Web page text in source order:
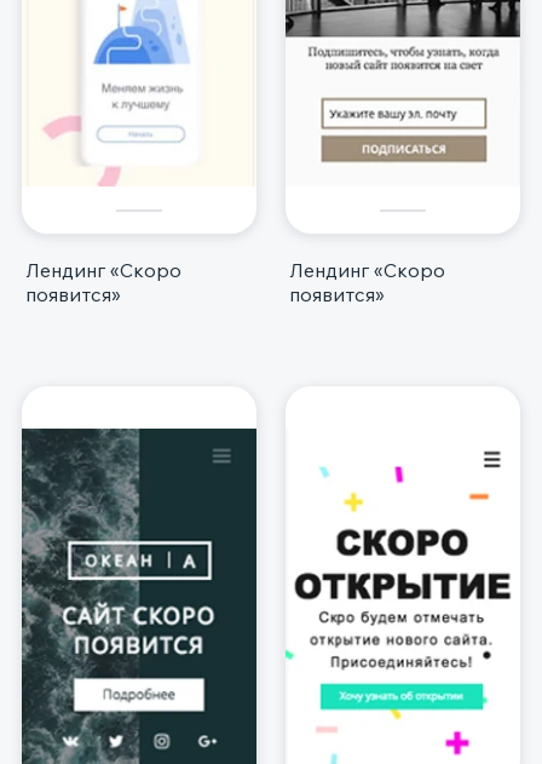
Лендинг «Скоро
появится»
Лендинг «Скоро
появится»